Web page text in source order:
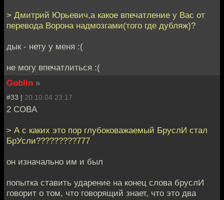
> Дмитрий Юрьевич,а какое впечатление у Вас от
перевода Ворона надмозгами(того где дубляж)?
дык - нету у меня :(
не могу впечатлиться :(
Goblin »
#33 | 20.10.04 23:17
2 COBA
> А с каких это пор глубоковажаемый БруслИ стал
БрУсли?????????777
он изначально им и был
попытка ставить ударение на конец слова бруслИ
говорит о том, что говорящий знает, что это два